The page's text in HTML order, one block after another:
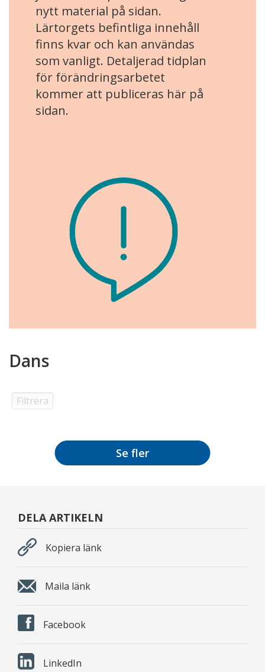
nytt material på sidan.
Lärtorgets befintliga innehåll
finns kvar och kan användas
som vanligt. Detaljerad tidplan
för förändringsarbetet
kommer att publiceras här på
sidan.
Dans
Filtrera
Se fler
DELA ARTIKELN
Kopiera länk
Maila länk
Facebook
LinkedIn